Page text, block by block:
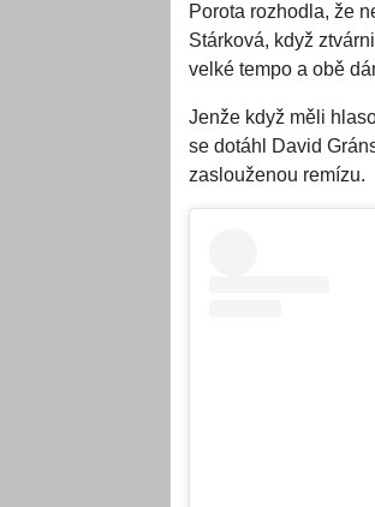
Porota rozhodla, že
Stárková, když
velké tempo a obě
Jenže když měli
se dotáhl David
zaslouženou remízu.